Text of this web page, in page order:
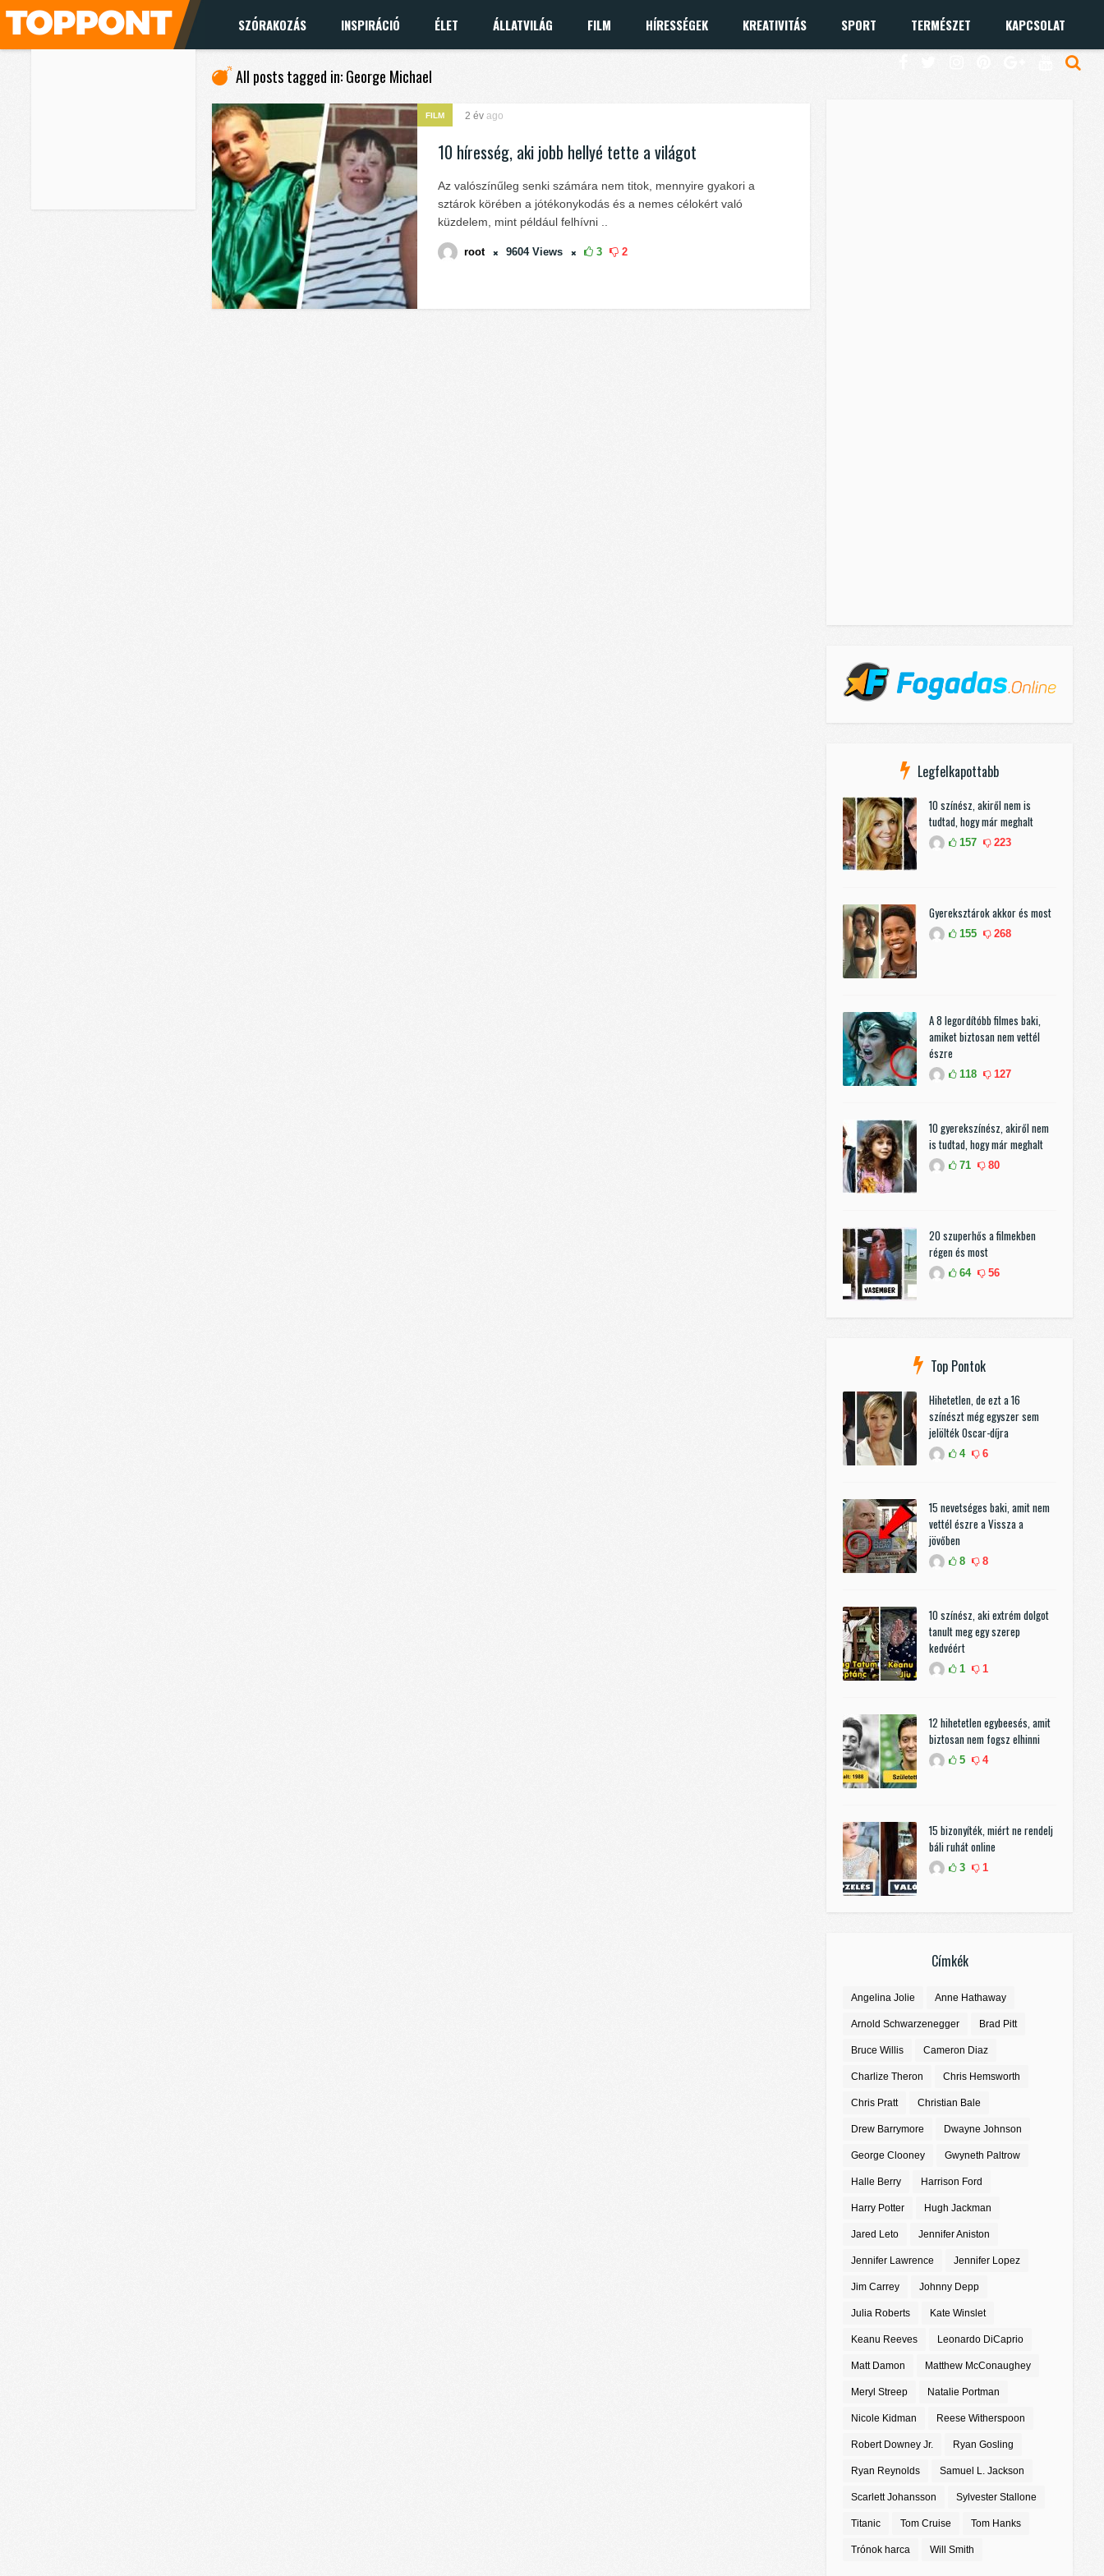
SZÓRAKOZÁS INSPIRÁCIÓ ÉLET ÁLLATVILÁG FILM HÍRESSÉGEK KREATIVITÁS SPORT TERMÉSZET KAPCSOLAT
All posts tagged in: George Michael
FILM 2 év ago
10 híresség, aki jobb hellyé tette a világot
Az valószínűleg senki számára nem titok, mennyire gyakori a
sztárok körében a jótékonykodás és a nemes célokért való
küzdelem, mint például felhívni ..
root 9604 Views 3 2
Legfelkapottabb
10 színész, akiről nem is
tudtad, hogy már meghalt
157 223
Gyereksztárok akkor és most
155 268
A 8 legordítóbb filmes baki,
amiket biztosan nem vettél
észre
118 127
10 gyerekszínész, akiről nem
is tudtad, hogy már meghalt
71 80
20 szuperhős a filmekben
régen és most
64 56
Top Pontok
Hihetetlen, de ezt a 16
színészt még egyszer sem
jelölték Oscar-díjra
4 6
15 nevetséges baki, amit nem
vettél észre a Vissza a
jövőben
8 8
10 színész, aki extrém dolgot
tanult meg egy szerep
kedvéért
1 1
12 hihetetlen egybeesés, amit
biztosan nem fogsz elhinni
5 4
15 bizonyíték, miért ne rendelj
báli ruhát online
3 1
Címkék
Angelina Jolie Anne Hathaway
Arnold Schwarzenegger Brad Pitt
Bruce Willis Cameron Diaz
Charlize Theron Chris Hemsworth
Chris Pratt Christian Bale
Drew Barrymore Dwayne Johnson
George Clooney Gwyneth Paltrow
Halle Berry Harrison Ford
Harry Potter Hugh Jackman
Jared Leto Jennifer Aniston
Jennifer Lawrence Jennifer Lopez
Jim Carrey Johnny Depp
Julia Roberts Kate Winslet
Keanu Reeves Leonardo DiCaprio
Matt Damon Matthew McConaughey
Meryl Streep Natalie Portman
Nicole Kidman Reese Witherspoon
Robert Downey Jr. Ryan Gosling
Ryan Reynolds Samuel L. Jackson
Scarlett Johansson Sylvester Stallone
Titanic Tom Cruise Tom Hanks
Trónok harca Will Smith